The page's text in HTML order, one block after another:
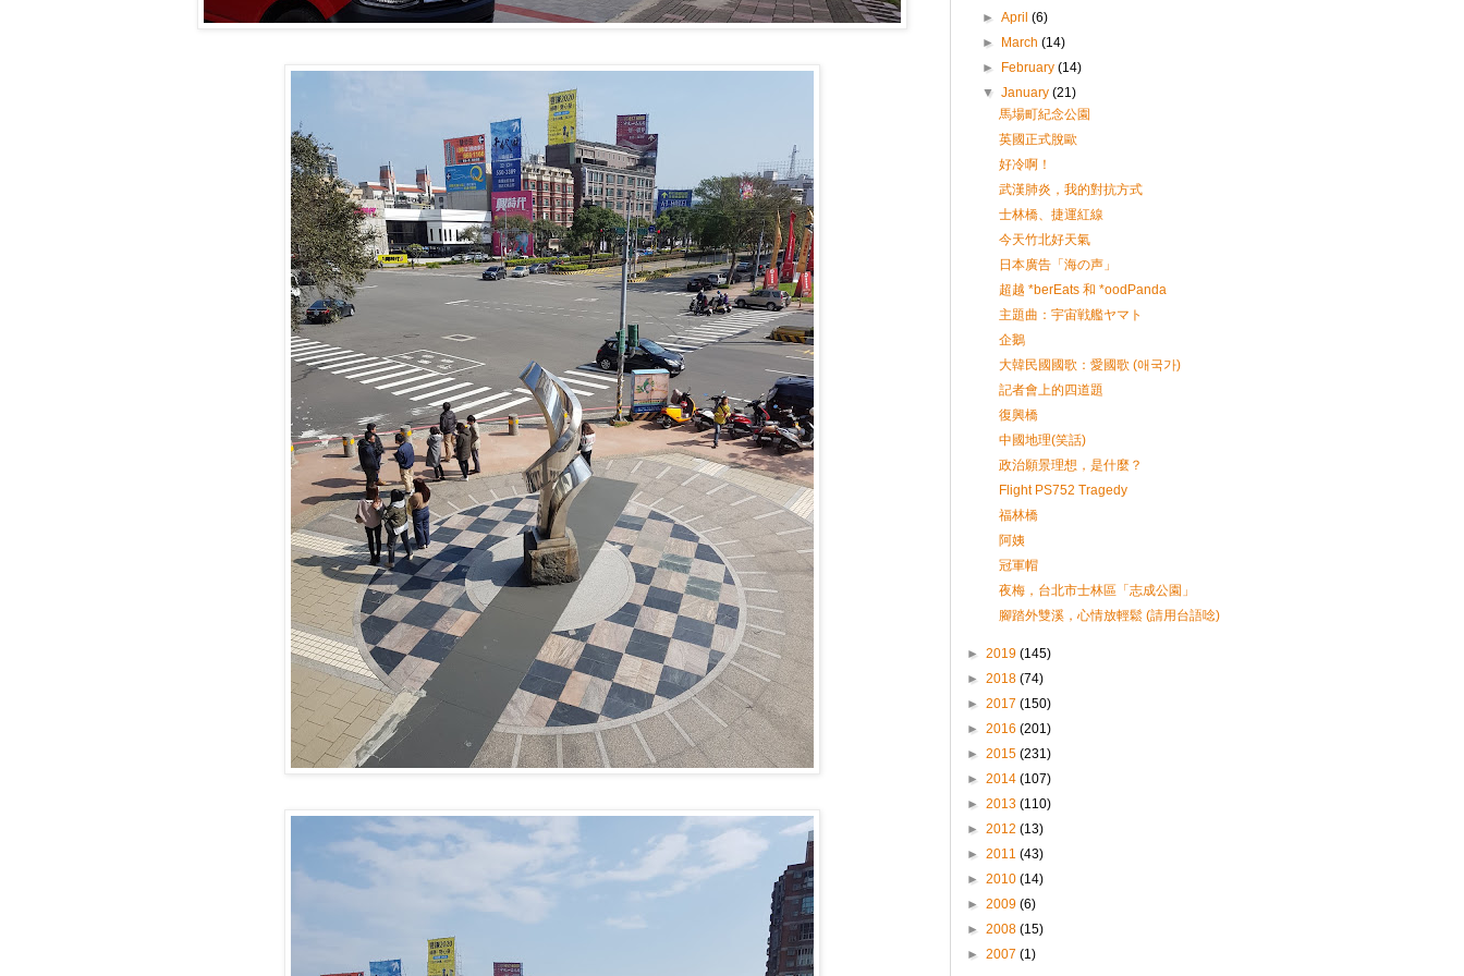
►April(6)
►
March(14)
►
February(14)
▼January(21)
馬場町紀念公園
英國正式脫歐
好冷啊！
武漢肺炎，我的對抗方式
士林橋、捷運紅線
今天竹北好天氣
日本廣告「海の声」
超越 *berEats 和 *oodPanda
主題曲：宇宙戦艦ヤマト
企鵝
大韓民國國歌：愛國歌 (애국가)
記者會上的四道題
復興橋
中國地理(笑話)
政治願景理想，是什麼？
Flight PS752 Tragedy
福林橋
阿姨
冠軍帽
夜梅，台北市士林區「志成公園」
腳踏外雙溪，心情放輕鬆 (請用台語唸)
► 2019 (145)
► 2018 (74)
► 2017 (150)
► 2016 (201)
► 2015 (231)
► 2014 (107)
► 2013 (110)
► 2012 (13)
► 2011 (43)
► 2010 (14)
► 2009 (6)
► 2008 (15)
► 2007 (1)